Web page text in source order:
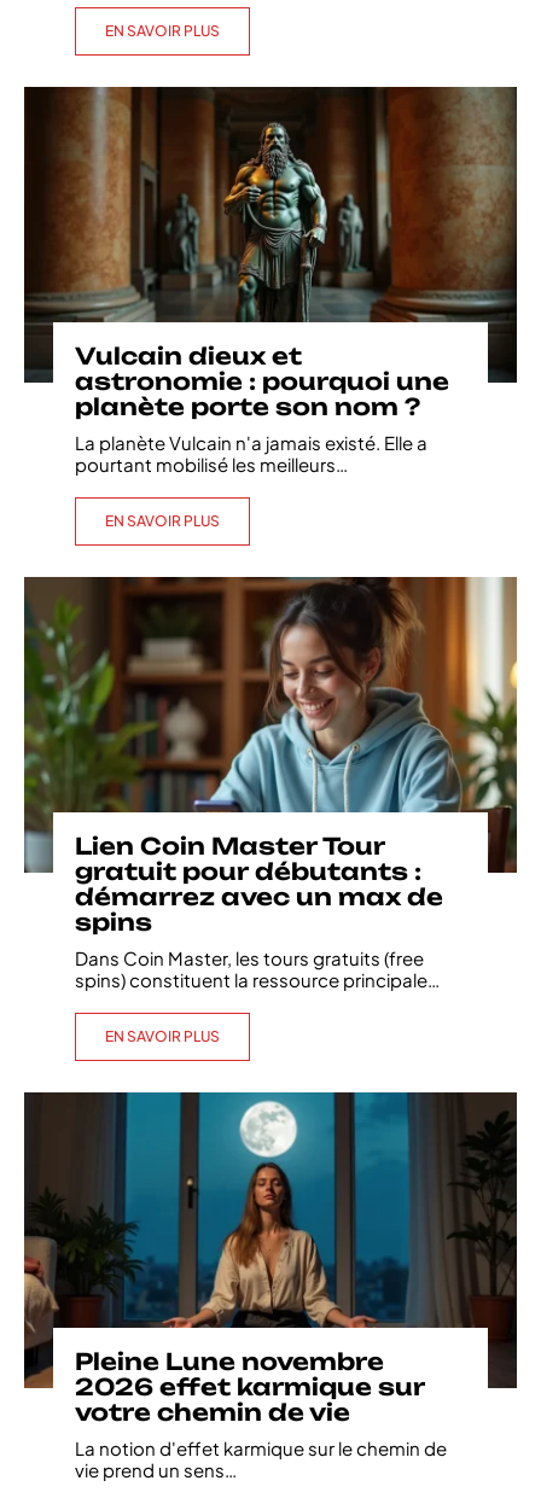
EN SAVOIR PLUS
Vulcain dieux et
astronomie : pourquoi une
planète porte son nom ?
La planète Vulcain n'a jamais existé. Elle a
pourtant mobilisé les meilleurs…
EN SAVOIR PLUS
Lien Coin Master Tour
gratuit pour débutants :
démarrez avec un max de
spins
Dans Coin Master, les tours gratuits (free
spins) constituent la ressource principale…
EN SAVOIR PLUS
Pleine Lune novembre
2026 effet karmique sur
votre chemin de vie
La notion d'effet karmique sur le chemin de
vie prend un sens